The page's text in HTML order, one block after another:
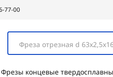
77-00
Фреза отрезная d
Фрезы концевые